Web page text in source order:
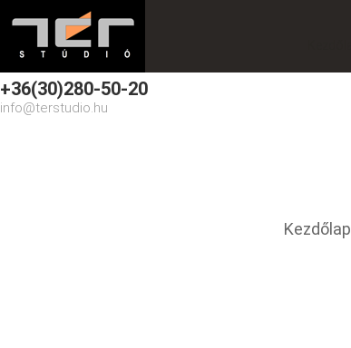
+36(30)280-50-20
info@terstudio.hu
Kezdőlap